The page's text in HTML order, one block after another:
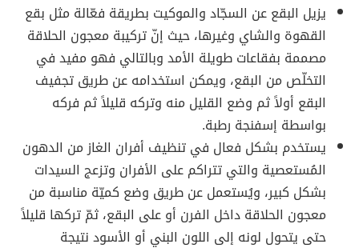
يزيل البقع عن السجّاد والموكيت بطريقة فعّالة مثل بقع
القهوة والشاي وغيرها، حيث إنّ تركيبة معجون الحلاقة
مصممة بفقاعات طويلة الأمد وبالتالي فهو مفيد في
التخلّص من البقع، ويمكن استخدامه عن طريق تجفيف
البقع أولاً ثم وضع القليل منه وتركه قليلاً ثم فركه
بواسطة إسفنجة رطبة.
يستخدم بشكل فعال في تنظيف أفران الغاز من الدهون
المُستعصية والتي تتراكم على الأفران وتزعج السيدات
بشكل كبير، ويُستعمل عن طريق وضع كميّة مناسبة من
معجون الحلاقة داخل الفرن أو على البقع، ثمّ تركها قليلاً
حتى يتحول لونه إلى اللون البني أو الأسود نتيجة